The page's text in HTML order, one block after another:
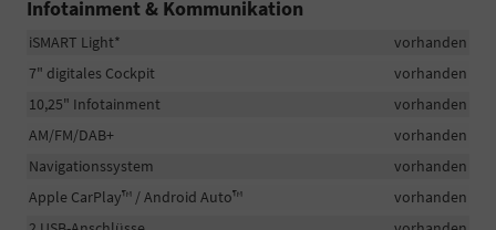
Infotainment & Kommunikation
iSMART Light*
vorhanden
7" digitales Cockpit
vorhanden
10,25" Infotainment
vorhanden
AM/FM/DAB+
vorhanden
Navigationssystem
vorhanden
Apple CarPlay™ / Android Auto™
vorhanden